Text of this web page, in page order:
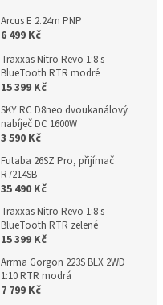
Arcus E 2.24m PNP
6 499 Kč
Traxxas Nitro Revo 1:8 s
BlueTooth RTR modré
15 399 Kč
SKY RC D8neo dvoukanálový
nabíječ DC 1600W
3 590 Kč
Futaba 26SZ Pro, přijímač
R7214SB
35 490 Kč
Traxxas Nitro Revo 1:8 s
BlueTooth RTR zelené
15 399 Kč
Arrma Gorgon 223S BLX 2WD
1:10 RTR modrá
7 799 Kč